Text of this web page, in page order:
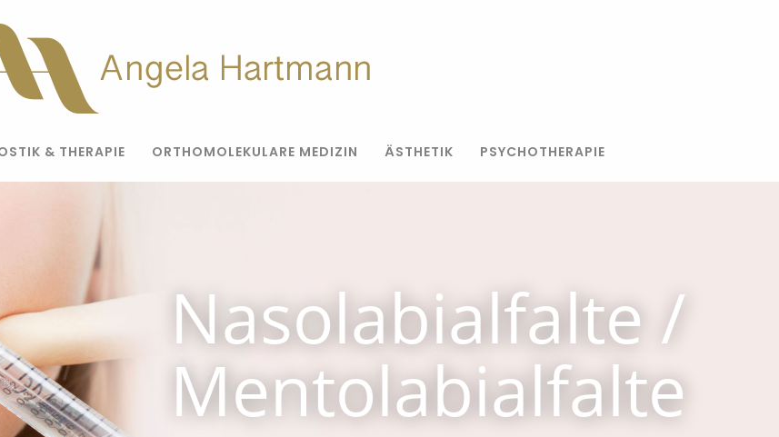
& THERAPIE ORTHOMOLEKULARE MEDIZIN ÄSTHETIK PSYCHOTHERAPIE
Nasolabialfalte /
Mentolabialfalte